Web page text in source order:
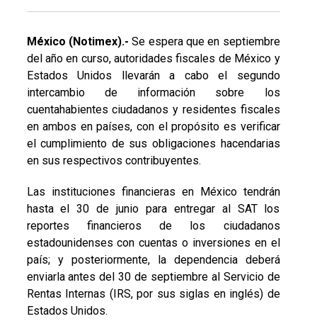
México (Notimex).- Se espera que en septiembre
del año en curso, autoridades fiscales de México y
Estados Unidos llevarán a cabo el segundo
intercambio de información sobre los
cuentahabientes ciudadanos y residentes fiscales
en ambos en países, con el propósito es verificar
el cumplimiento de sus obligaciones hacendarias
en sus respectivos contribuyentes.
Las instituciones financieras en México tendrán
hasta el 30 de junio para entregar al SAT los
reportes financieros de los ciudadanos
estadounidenses con cuentas o inversiones en el
país; y posteriormente, la dependencia deberá
enviarla antes del 30 de septiembre al Servicio de
Rentas Internas (IRS, por sus siglas en inglés) de
Estados Unidos.